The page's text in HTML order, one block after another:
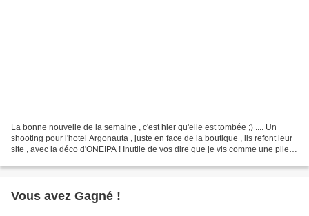
La bonne nouvelle de la semaine , c'est hier qu'elle est tombée ;) .... Un
shooting pour l'hotel Argonauta , juste en face de la boutique , ils refont leur
site , avec la déco d'ONEIPA ! Inutile de vos dire que je vis comme une pile
Vous avez Gagné !